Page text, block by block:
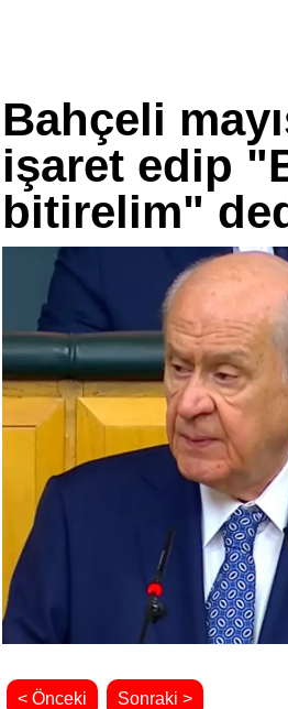
Bahçeli
işaret edip
bitirelim"
< Önceki Sonraki >